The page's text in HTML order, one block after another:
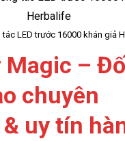
LED trước 16000 khán giả
Magic –
chuyên
uy tín